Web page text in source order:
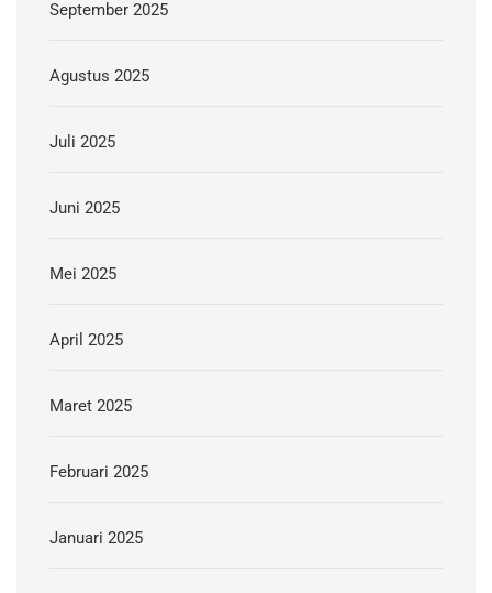
September 2025
Agustus 2025
Juli 2025
Juni 2025
Mei 2025
April 2025
Maret 2025
Februari 2025
Januari 2025